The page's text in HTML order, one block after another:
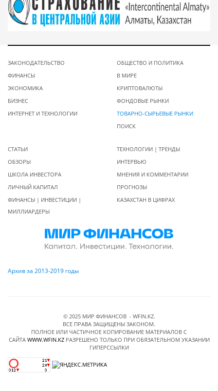
ЗАКОНОДАТЕЛЬСТВО
ФИНАНСЫ
ЭКОНОМИКА
БИЗНЕС
ИНТЕРНЕТ И ТЕХНОЛОГИИ
ОБЩЕСТВО И ПОЛИТИКА
В МИРЕ
КРИПТОВАЛЮТЫ
ФОНДОВЫЕ РЫНКИ
ТОВАРНО-СЫРЬЕВЫЕ РЫНКИ
ПОИСК
СТАТЬИ
ОБЗОРЫ
ШКОЛА ИНВЕСТОРА
ЛИЧНЫЙ КАПИТАЛ
ФИНАНСЫ | ИНВЕСТИЦИИ |
МИЛЛИАРДЕРЫ
ТЕХНОЛОГИИ | ТРЕНДЫ
ИНТЕРВЬЮ
МНЕНИЯ И КОММЕНТАРИИ
ПРОГНОЗЫ
КАЗАХСТАН В ЦИФРАХ
Архив за 2013-2019 годы
© 2025 МИР ФИНАНСОВ - WFIN.KZ.
ВСЕ ПРАВА ЗАЩИЩЕНЫ ЗАКОНОМ.
ПОЛНОЕ ИЛИ ЧАСТИЧНОЕ КОПИРОВАНИЕ МАТЕРИАЛОВ C
САЙТА WWW.WFIN.KZРАЗРЕШЕНО ТОЛЬКО ПРИ ОБЯЗАТЕЛЬНОМ УКАЗАНИИ
ГИПЕРССЫЛКИ